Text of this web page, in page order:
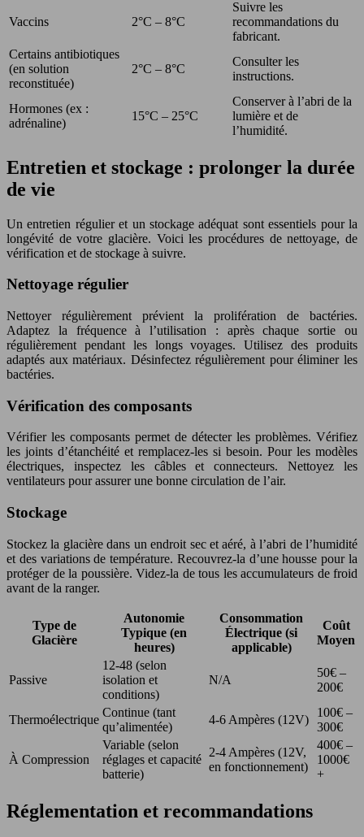
Vaccins 2°C – 8°C
Suivre les
recommandations du
fabricant.
Certains antibiotiques
(en solution
reconstituée)
2°C – 8°C
Consulter les
instructions.
Hormones (ex :
adrénaline)
15°C – 25°C
Conserver à l’abri de la
lumière et de
l’humidité.
Entretien et stockage : prolonger la durée
de vie
Un entretien régulier et un stockage adéquat sont essentiels pour la
longévité de votre glacière. Voici les procédures de nettoyage, de
vérification et de stockage à suivre.
Nettoyage régulier
Nettoyer régulièrement prévient la prolifération de bactéries.
Adaptez la fréquence à l’utilisation : après chaque sortie ou
régulièrement pendant les longs voyages. Utilisez des produits
adaptés aux matériaux. Désinfectez régulièrement pour éliminer les
bactéries.
Vérification des composants
Vérifier les composants permet de détecter les problèmes. Vérifiez
les joints d’étanchéité et remplacez-les si besoin. Pour les modèles
électriques, inspectez les câbles et connecteurs. Nettoyez les
ventilateurs pour assurer une bonne circulation de l’air.
Stockage
Stockez la glacière dans un endroit sec et aéré, à l’abri de l’humidité
et des variations de température. Recouvrez-la d’une housse pour la
protéger de la poussière. Videz-la de tous les accumulateurs de froid
avant de la ranger.
Type de
Glacière
Autonomie
Typique (en
heures)
Consommation
Électrique (si
applicable)
Coût
Moyen
Passive
12-48 (selon
isolation et
conditions)
N/A
50€ –
200€
Thermoélectrique
Continue (tant
qu’alimentée)
4-6 Ampères (12V)
100€ –
300€
À Compression
Variable (selon
réglages et capacité
batterie)
2-4 Ampères (12V,
en fonctionnement)
400€ –
1000€
+
Réglementation et recommandations